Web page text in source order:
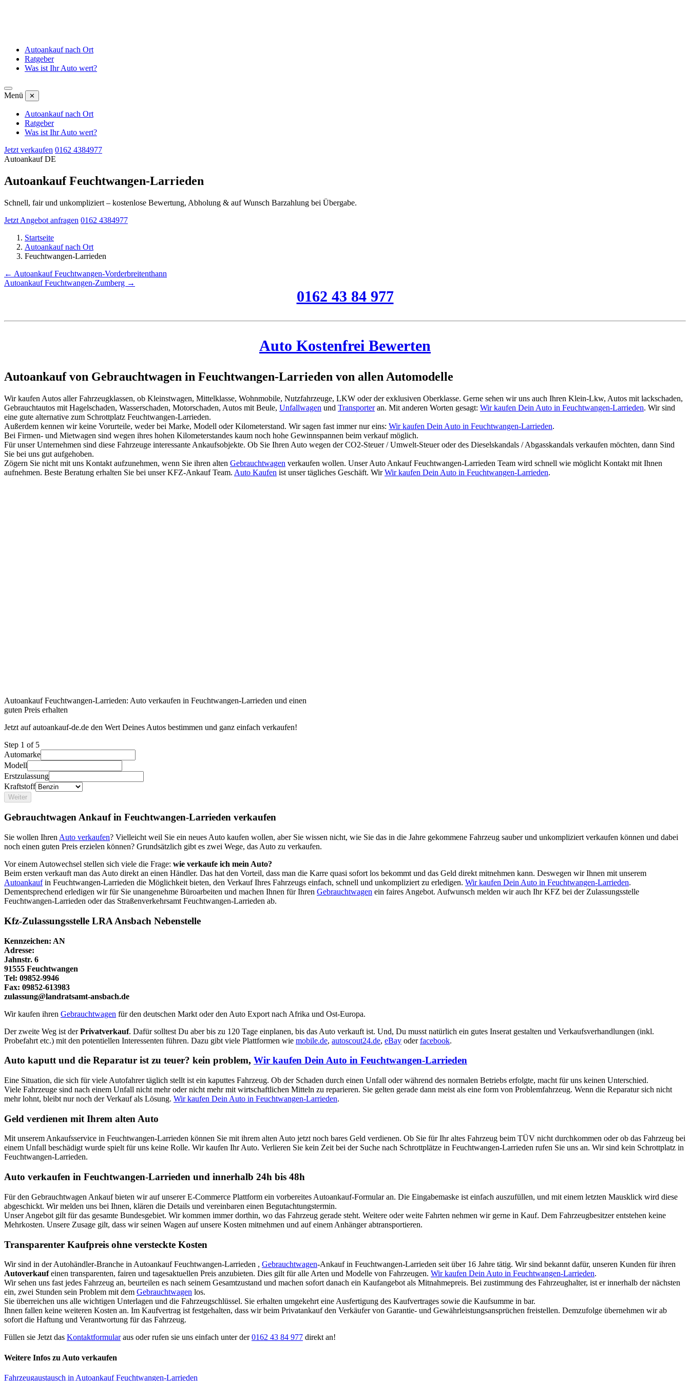
Autoankauf nach Ort
Ratgeber
Was ist Ihr Auto wert?
Menü ✕
Autoankauf nach Ort
Ratgeber
Was ist Ihr Auto wert?
Jetzt verkaufen 0162 4384977
Autoankauf DE
Autoankauf Feuchtwangen-Larrieden
Schnell, fair und unkompliziert – kostenlose Bewertung, Abholung & auf Wunsch Barzahlung bei Übergabe.
Jetzt Angebot anfragen 0162 4384977
Startseite
Autoankauf nach Ort
Feuchtwangen-Larrieden
← Autoankauf Feuchtwangen-Vorderbreitenthann
Autoankauf Feuchtwangen-Zumberg →
0162 43 84 977
Auto Kostenfrei Bewerten
Autoankauf von Gebrauchtwagen in Feuchtwangen-Larrieden von allen Automodelle
Wir kaufen Autos aller Fahrzeugklassen, ob Kleinstwagen, Mittelklasse, Wohnmobile, Nutzfahrzeuge, LKW oder der exklusiven Oberklasse. Gerne sehen wir uns auch Ihren Klein-Lkw, Autos mit lackschaden,
Gebrauchtautos mit Hagelschaden, Wasserschaden, Motorschaden, Autos mit Beule, Unfallwagen und Transporteran. Mit anderen Worten gesagt: Wir kaufen Dein Auto in Feuchtwangen-Larrieden. Wir sind
eine gute alternative zum Schrottplatz Feuchtwangen-Larrieden.
Außerdem kennen wir keine Vorurteile, weder bei Marke, Modell oder Kilometerstand. Wir sagen fast immer nur eins: Wir kaufen Dein Auto in Feuchtwangen-Larrieden.
Bei Firmen- und Mietwagen sind wegen ihres hohen Kilometerstandes kaum noch hohe Gewinnspannen beim verkauf möglich.
Für unser Unternehmen sind diese Fahrzeuge interessante Ankaufsobjekte. Ob Sie Ihren Auto wegen der CO2-Steuer / Umwelt-Steuer oder des Dieselskandals / Abgasskandals verkaufen möchten, dann Sind
Sie bei uns gut aufgehoben.
Zögern Sie nicht mit uns Kontakt aufzunehmen, wenn Sie ihren alten Gebrauchtwagen verkaufen wollen. Unser Auto Ankauf Feuchtwangen-Larrieden Team wird schnell wie möglicht Kontakt mit Ihnen
aufnehmen. Beste Beratung erhalten Sie bei unser KFZ-Ankauf Team. Auto Kaufen ist unser tägliches Geschäft. WirWir kaufen Dein Auto in Feuchtwangen-Larrieden.
Autoankauf Feuchtwangen-Larrieden: Auto verkaufen in Feuchtwangen-Larrieden und einen
guten Preis erhalten
Jetzt auf autoankauf-de.de den Wert Deines Autos bestimmen und ganz einfach verkaufen!
Step 1 of 5
Automarke
Modell
Erstzulassung
Kraftstoff
Weiter
Gebrauchtwagen Ankauf in Feuchtwangen-Larrieden verkaufen
Sie wollen Ihren Auto verkaufen? Vielleicht weil Sie ein neues Auto kaufen wollen, aber Sie wissen nicht, wie Sie das in die Jahre gekommene Fahrzeug sauber und unkompliziert verkaufen können und dabei
noch einen guten Preis erzielen können? Grundsätzlich gibt es zwei Wege, das Auto zu verkaufen.
Vor einem Autowechsel stellen sich viele die Frage: wie verkaufe ich mein Auto?
Beim ersten verkauft man das Auto direkt an einen Händler. Das hat den Vorteil, dass man die Karre quasi sofort los bekommt und das Geld direkt mitnehmen kann. Deswegen wir Ihnen mit unserem
Autoankaufin Feuchtwangen-Larrieden die Möglichkeit bieten, den Verkauf Ihres Fahrzeugs einfach, schnell und unkompliziert zu erledigen. Wir kaufen Dein Auto in Feuchtwangen-Larrieden.
Dementsprechend erledigen wir für Sie unangenehme Büroarbeiten und machen Ihnen für Ihren Gebrauchtwagen ein faires Angebot. Aufwunsch melden wir auch Ihr KFZ bei der Zulassungsstelle
Feuchtwangen-Larrieden oder das Straßenverkehrsamt Feuchtwangen-Larrieden ab.
Kfz-Zulassungsstelle LRA Ansbach Nebenstelle
Kennzeichen: AN
Adresse:
Jahnstr. 6
91555 Feuchtwangen
Tel: 09852-9946
Fax: 09852-613983
zulassung@landratsamt-ansbach.de
Wir kaufen ihren Gebrauchtwagen für den deutschen Markt oder den Auto Export nach Afrika und Ost-Europa.
Der zweite Weg ist derPrivatverkauf. Dafür solltest Du aber bis zu 120 Tage einplanen, bis das Auto verkauft ist. Und, Du musst natürlich ein gutes Inserat gestalten und Verkaufsverhandlungen (inkl.
Probefahrt etc.) mit den potentiellen Interessenten führen. Dazu gibt viele Plattformen wie mobile.de, autoscout24.de, eBay oderfacebook.
Auto kaputt und die Reparatur ist zu teuer? kein problem, Wir kaufen Dein Auto in Feuchtwangen-Larrieden
Eine Situation, die sich für viele Autofahrer täglich stellt ist ein kaputtes Fahrzeug. Ob der Schaden durch einen Unfall oder während des normalen Betriebs erfolgte, macht für uns keinen Unterschied.
Viele Fahrzeuge sind nach einem Unfall nicht mehr oder nicht mehr mit wirtschaftlichen Mitteln zu reparieren. Sie gelten gerade dann meist als eine form von Problemfahrzeug. Wenn die Reparatur sich nicht
mehr lohnt, bleibt nur noch der Verkauf als Lösung. Wir kaufen Dein Auto in Feuchtwangen-Larrieden.
Geld verdienen mit Ihrem alten Auto
Mit unserem Ankaufsservice in Feuchtwangen-Larrieden können Sie mit ihrem alten Auto jetzt noch bares Geld verdienen. Ob Sie für Ihr altes Fahrzeug beim TÜV nicht durchkommen oder ob das Fahrzeug bei
einem Unfall beschädigt wurde spielt für uns keine Rolle. Wir kaufen Ihr Auto. Verlieren Sie kein Zeit bei der Suche nach Schrottplätze in Feuchtwangen-Larrieden rufen Sie uns an. Wir sind kein Schrottplatz in
Feuchtwangen-Larrieden.
Auto verkaufen in Feuchtwangen-Larrieden und innerhalb 24h bis 48h
Für den Gebrauchtwagen Ankauf bieten wir auf unserer E-Commerce Plattform ein vorbereites Autoankauf-Formular an. Die Eingabemaske ist einfach auszufüllen, und mit einem letzten Mausklick wird diese
abgeschickt. Wir melden uns bei Ihnen, klären die Details und vereinbaren einen Begutachtungstermin.
Unser Angebot gilt für das gesamte Bundesgebiet. Wir kommen immer dorthin, wo das Fahrzeug gerade steht. Weitere oder weite Fahrten nehmen wir gerne in Kauf. Dem Fahrzeugbesitzer entstehen keine
Mehrkosten. Unsere Zusage gilt, dass wir seinen Wagen auf unsere Kosten mitnehmen und auf einem Anhänger abtransportieren.
Transparenter Kaufpreis ohne versteckte Kosten
Wir sind in der Autohändler-Branche in Autoankauf Feuchtwangen-Larrieden , Gebrauchtwagen-Ankauf in Feuchtwangen-Larrieden seit über 16 Jahre tätig. Wir sind bekannt dafür, unseren Kunden für ihren
Autoverkaufeinen transparenten, fairen und tagesaktuellen Preis anzubieten. Dies gilt für alle Arten und Modelle von Fahrzeugen. Wir kaufen Dein Auto in Feuchtwangen-Larrieden.
Wir sehen uns fast jedes Fahrzeug an, beurteilen es nach seinem Gesamtzustand und machen sofort danach ein Kaufangebot als Mitnahmepreis. Bei zustimmung des Fahrzeughalter, ist er innerhalb der nächsten
ein, zwei Stunden sein Problem mit dem Gebrauchtwagen los.
Sie überreichen uns alle wichtigen Unterlagen und die Fahrzeugschlüssel. Sie erhalten umgekehrt eine Ausfertigung des Kaufvertrages sowie die Kaufsumme in bar.
Ihnen fallen keine weiteren Kosten an. Im Kaufvertrag ist festgehalten, dass wir beim Privatankauf den Verkäufer von Garantie- und Gewährleistungsansprüchen freistellen. Demzufolge übernehmen wir ab
sofort die Haftung und Verantwortung für das Fahrzeug.
Füllen sie Jetzt das Kontaktformularaus oder rufen sie uns einfach unter der0162 43 84 977 direkt an!
Weitere Infos zu Auto verkaufen
Fahrzeugaustausch in Autoankauf Feuchtwangen-Larrieden